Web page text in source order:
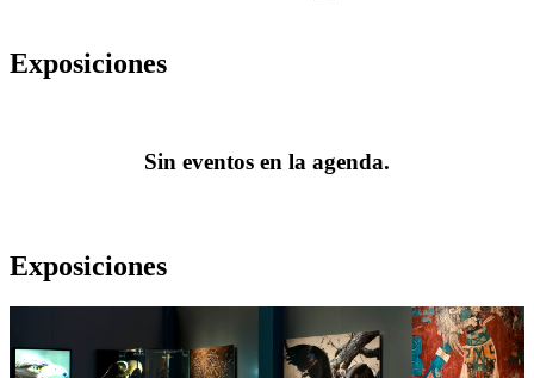
Exposiciones
Sin eventos en la agenda.
Exposiciones